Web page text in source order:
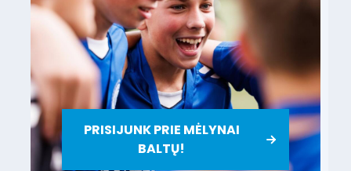
PRISIJUNK PRIE MĖLYNAI
BALTŲ!